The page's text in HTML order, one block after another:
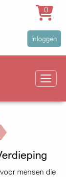
User
account
Inloggen
0
mensen die